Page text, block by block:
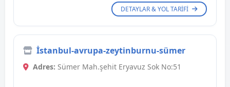
DETAYLAR & YOL TARIFI
İstanbul-avrupa-zeytinburnu-sümer
Adres: Sümer Mah.şehit Eryavuz Sok No:51